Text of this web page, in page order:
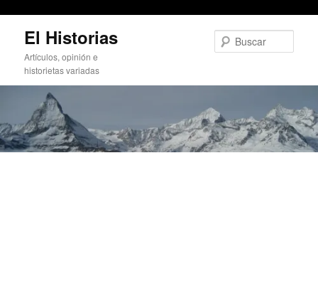
contenido
principal
El Historias
Artículos, opinión e
historietas variadas